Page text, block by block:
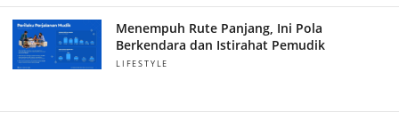
Menempuh Rute Panjang, Ini Pola
Berkendara dan Istirahat Pemudik
LIFESTYLE